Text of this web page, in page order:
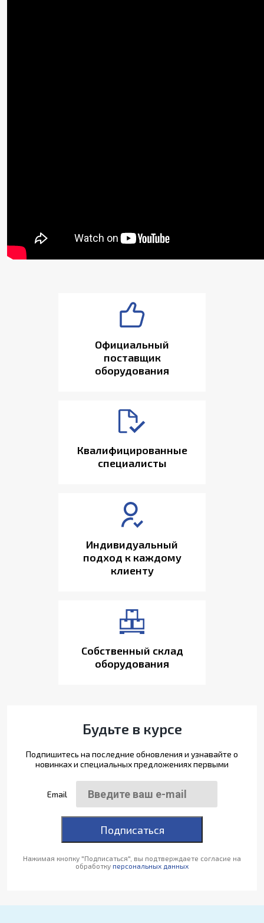
Официальный
поставщик
оборудования
Квалифицированные
специалисты
Индивидуальный
подход к каждому
клиенту
Собственный склад
оборудования
Будьте в курсе
Подпишитесь на последние обновления и узнавайте о
новинках и специальных предложениях первыми
Email
Подписаться
Нажимая кнопку "Подписаться", вы подтверждаете согласие на
обработку персональных данных